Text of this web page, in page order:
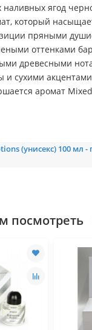
наливных ягод
который
пряными
оттенками
древесными
и сухими
аромат
(унисекс) 100 мл
посмотреть